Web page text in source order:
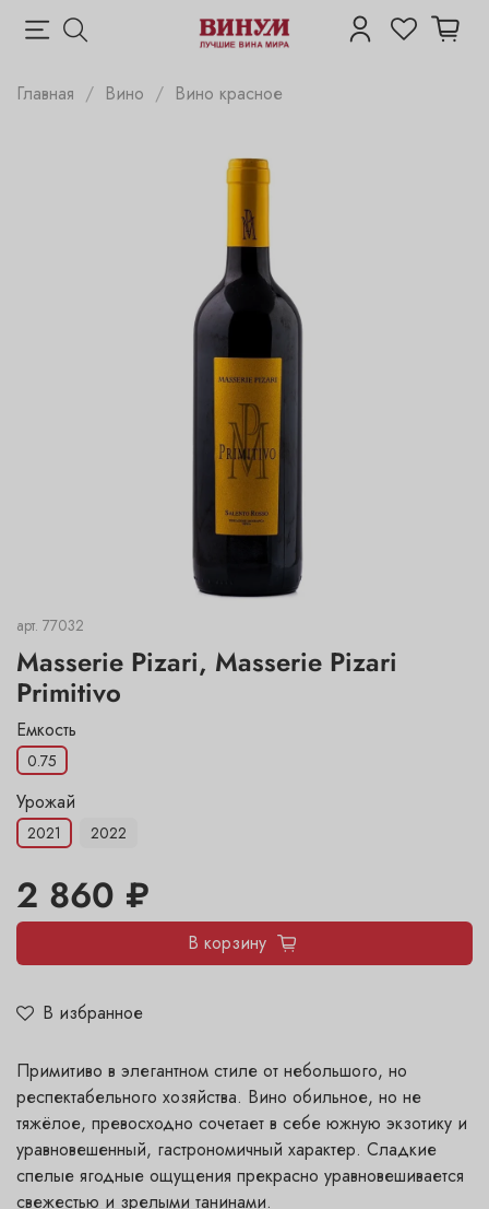
Главная Вино Вино красное
арт. 77032
Masserie Pizari, Masserie Pizari
Primitivo
В избранное
Емкость
0.75
Урожай
2021 2022
2 860 ₽
В корзину
Примитиво в элегантном стиле от небольшого, но
респектабельного хозяйства. Вино обильное, но не
тяжёлое, превосходно сочетает в себе южную экзотику и
уравновешенный, гастрономичный характер. Сладкие
спелые ягодные ощущения прекрасно уравновешивается
свежестью и зрелыми танинами.